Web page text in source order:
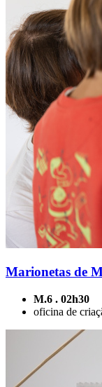
Marionetas de
M.6 . 02h30
oficina de